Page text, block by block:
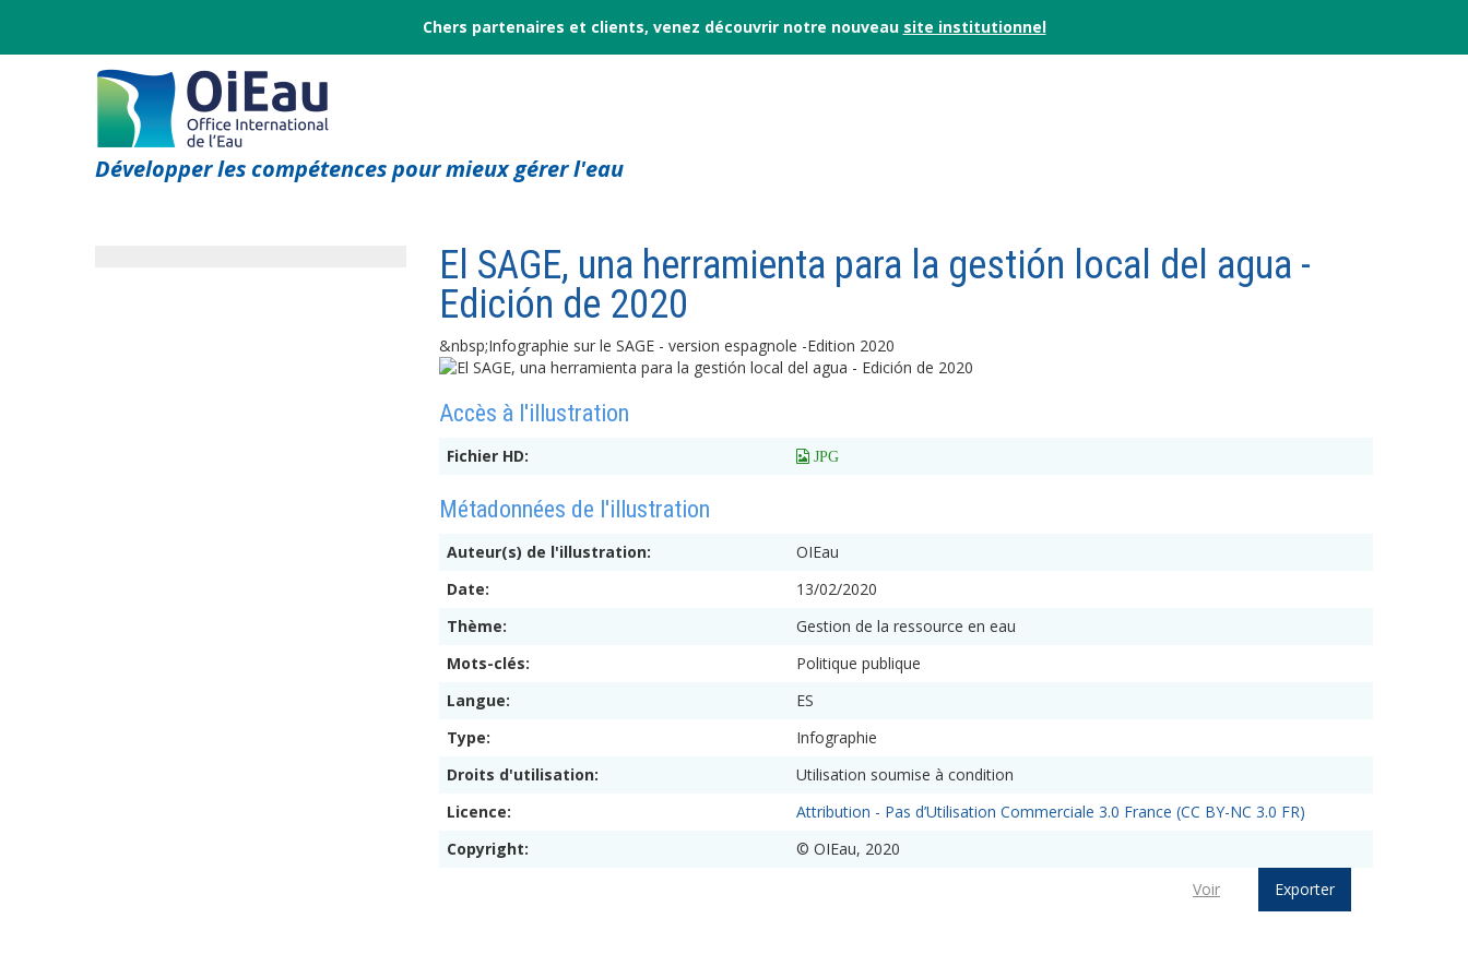
Chers partenaires et clients, venez découvrir notre nouveau site institutionnel
Développer les compétences pour mieux gérer l'eau
El SAGE, una herramienta para la gestión local del agua -
Edición de 2020
&nbsp;Infographie sur le SAGE - version espagnole -Edition 2020
Accès à l'illustration
Fichier HD:  JPG
Métadonnées de l'illustration
Auteur(s) de l'illustration:
OIEau
Date:
13/02/2020
Thème:
Gestion de la ressource en eau
Mots-clés:
Politique publique
Langue:
ES
Type:
Infographie
Droits d'utilisation:
Utilisation soumise à condition
Licence:
Attribution - Pas d’Utilisation Commerciale 3.0 France (CC BY-NC 3.0 FR)
Copyright:
© OIEau, 2020
Voir
Exporter